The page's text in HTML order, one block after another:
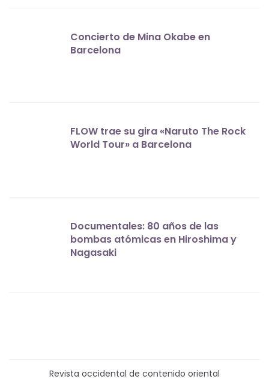
Concierto de Mina Okabe en
Barcelona
FLOW trae su gira «Naruto The Rock
World Tour» a Barcelona
Documentales: 80 años de las
bombas atómicas en Hiroshima y
Nagasaki
Revista occidental de contenido oriental